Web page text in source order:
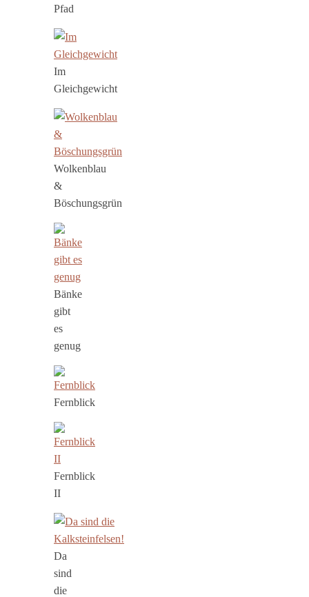
Pfad
Im
Gleichgewicht
Wolkenblau
&
Böschungsgrün
Bänke
gibt
es
genug
Fernblick
Fernblick
II
Da
sind
die